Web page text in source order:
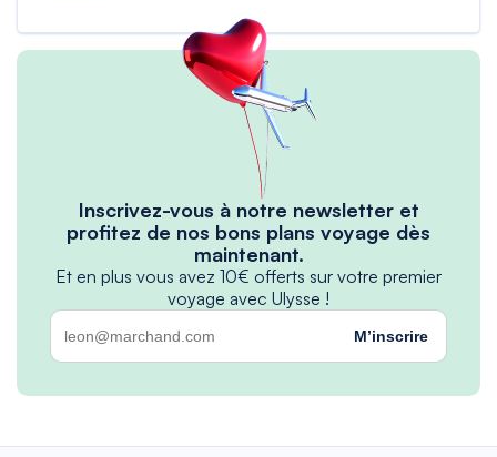
Inscrivez-vous à notre newsletter et
profitez de nos bons plans voyage dès
maintenant.
Et en plus vous avez 10€ offerts sur votre premier
voyage avec Ulysse !
M’inscrire